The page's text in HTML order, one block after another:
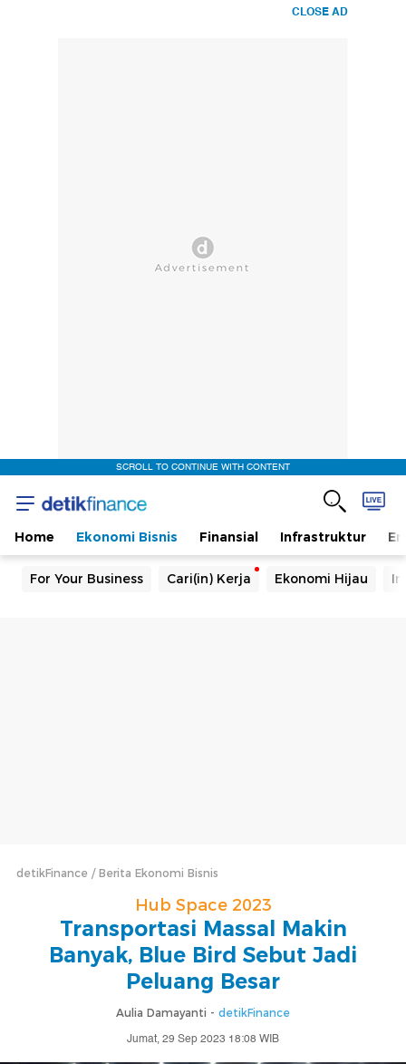
CLOSE AD
SCROLL TO CONTINUE WITH CONTENT
Home Ekonomi Bisnis Finansial Infrastruktur
For Your Business Cari(in) Kerja Ekonomi Hijau
detikFinance Berita Ekonomi Bisnis
Hub Space 2023
Transportasi Massal Makin
Banyak, Blue Bird Sebut Jadi
Peluang Besar
Aulia Damayanti - detikFinance
Jumat, 29 Sep 2023 18:08 WIB